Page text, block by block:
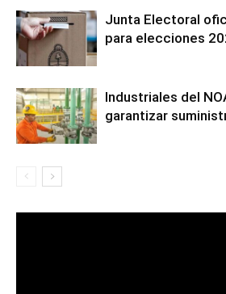
Junta Electoral
para elecciones
Industriales del
garantizar